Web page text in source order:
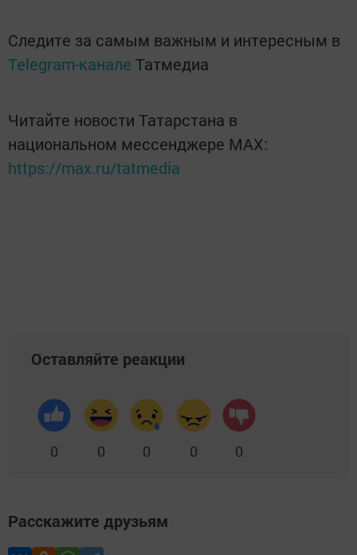
Следите за самым важным и интересным в
Telegram-канале Татмедиа
Читайте новости Татарстана в
национальном мессенджере MАХ:
https://max.ru/tatmedia
Оставляйте реакции
0 0 0 0 0
Расскажите друзьям